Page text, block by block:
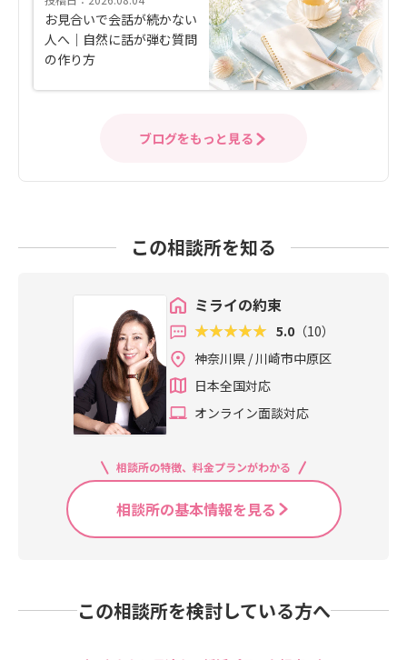
お見合いで会話が続かない
人へ｜自然に話が弾む質問
の作り方
ブログをもっと見る
この相談所を知る
ミライの約束
5.0 （10）
神奈川県 / 川崎市中原区
日本全国対応
オンライン面談対応
相談所の特徴、料金プランがわかる
相談所の基本情報を見る
この相談所を検討している方へ